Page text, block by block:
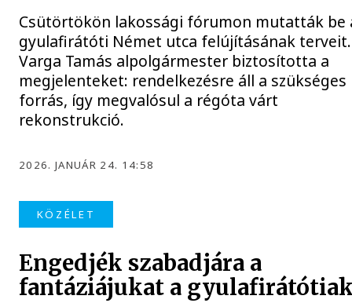
Csütörtökön lakossági fórumon mutatták be
gyulafirátóti Német utca felújításának terveit.
Varga Tamás alpolgármester biztosította a
megjelenteket: rendelkezésre áll a szükséges
forrás, így megvalósul a régóta várt
rekonstrukció.
2026. JANUÁR 24. 14:58
KÖZÉLET
Engedjék szabadjára a
fantáziájukat a